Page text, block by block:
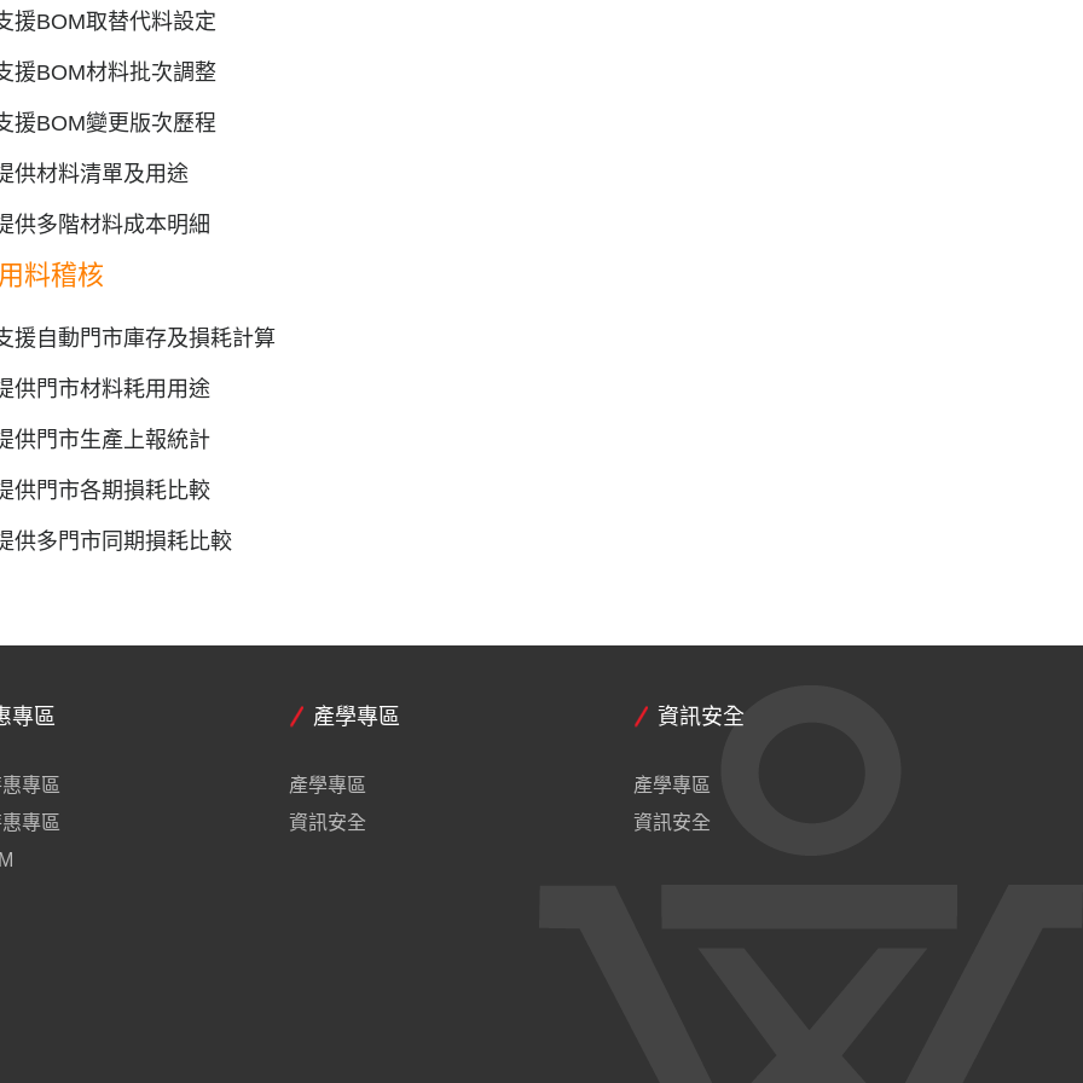
援BOM取替代料設定
援BOM材料批次調整
援BOM變更版次歷程
供材料清單及用途
供多階材料成本明細
料稽核
援自動門市庫存及損耗計算
供門市材料耗用用途
供門市生產上報統計
供門市各期損耗比較
供多門市同期損耗比較
專區
專區
專區
產學專區
產學專區
資訊安全
資訊安全
產學專區
資訊安全